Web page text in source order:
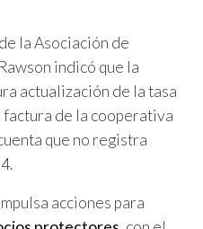
la Asociación de
indicó que la
actualización de la tasa
factura de la cooperativa
que no registra
acciones para